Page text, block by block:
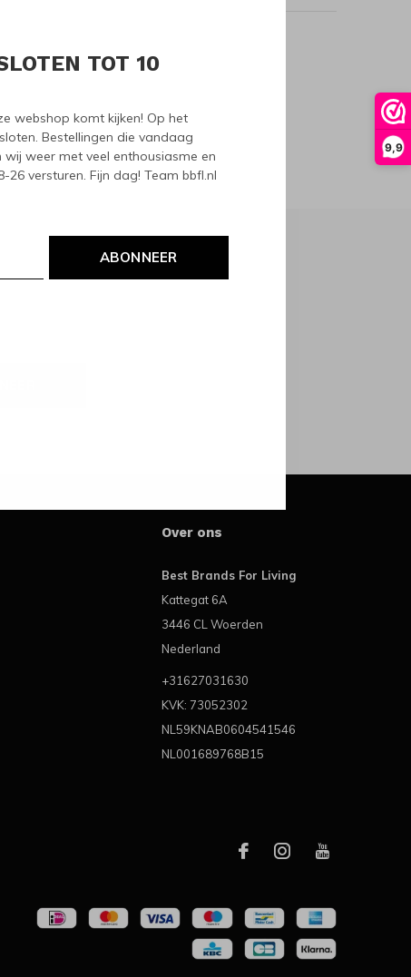
9,9
TOT 10
webshop komt kijken! Op het
Bestellingen die vandaag
weer met veel enthousiasme en
versturen. Fijn dag! Team bbfl.nl
ABONNEER
Over ons
Best Brands For Living
Kattegat 6A
3446 CL Woerden
Nederland
+31627031630
KVK: 73052302
NL59KNAB0604541546
NL001689768B15